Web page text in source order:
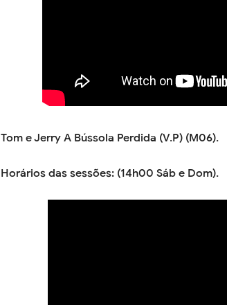
Tom e Jerry A Bússola Perdida (V.P) (M06).
Horários das sessões: (14h00 Sáb e Dom).